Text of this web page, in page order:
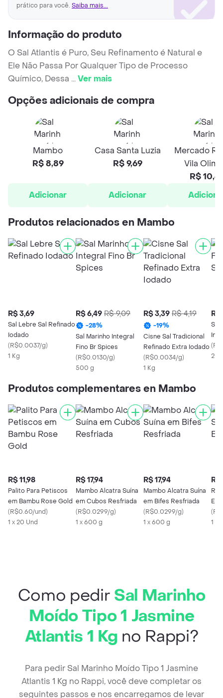
prático para você. Saiba mais...
Informação do produto
O Sal Atlantis é Puro, Seu Refinamento é Natural e
Ele Não Passa Por Qualquer Tipo de Processo
Químico, Dessa ...Ver mais
Opções adicionais de compra
Mambo
R$ 8,89
Adicionar
Casa Santa Luzia
R$ 9,69
Adicionar
Mercado
Vila
R$
Produtos relacionados en Mambo
R$ 3,69
Sal Lebre Sal Refinado
Iodado
(R$0.0037/g)
1 Kg
R$ 6,49 R$ 9,09
-28%
Sal Marinho Integral
Fino Br Spices
(R$0.0130/g)
500 g
R$ 3,39 R$ 4,19
-19%
Cisne Sal Tradicional
Refinado Extra Iodado
(R$0.0034/g)
1 Kg
R$
Sal
(
Produtos complementares en Mambo
R$ 11,98
Palito Para Petiscos
em Bambu Rose Gold
(R$0.60/und)
1 x 20 Und
R$ 17,94
Mambo Alcatra Suína
em Cubos Resfriada
(R$0.0299/g)
1 x 600 g
R$ 17,94
Mambo Alcatra Suína
em Bifes Resfriada
(R$0.0299/g)
1 x 600 g
R$
(
1 X
Como pedir Sal Marinho
Moído Tipo 1 Jasmine
Atlantis 1 Kg no Rappi?
Para pedir Sal Marinho Moído Tipo 1 Jasmine
Atlantis 1 Kg no Rappi, você deve completar os
seguintes passos e nos encarregamos de levar